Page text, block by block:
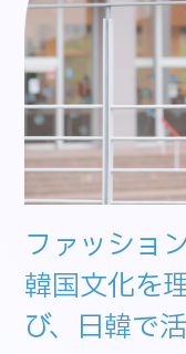
ファッショ
韓国文化を
び、日韓で